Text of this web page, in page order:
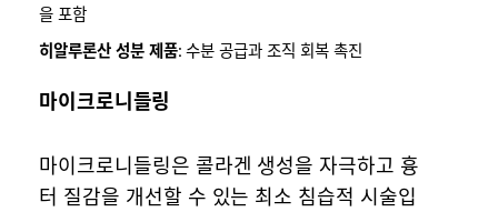
을 포함
히알루론산 성분 제품: 수분 공급과 조직 회복 촉진
마이크로니들링
마이크로니들링은 콜라겐 생성을 자극하고 흉
터 질감을 개선할 수 있는 최소 침습적 시술입